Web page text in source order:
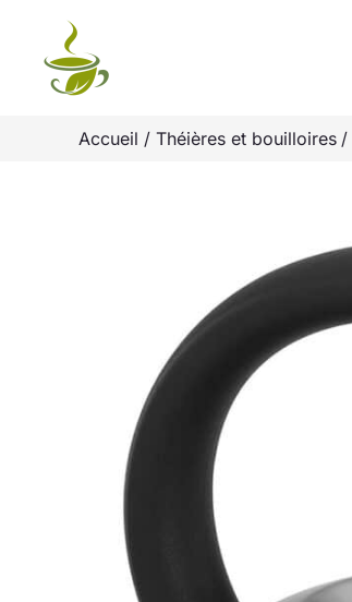
contenu
Accueil Théières et bouilloires